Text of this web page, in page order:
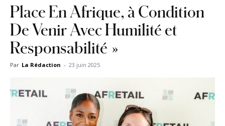
Place En Afrique, à Condition
De Venir Avec Humilité et
Responsabilité »
Par La Rédaction - 23 juin 2025